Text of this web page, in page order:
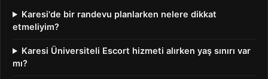
Karesi'de bir randevu planlarken nelere dikkat
etmeliyim?
Karesi Üniversiteli Escort hizmeti alırken yaş sınırı var
mı?